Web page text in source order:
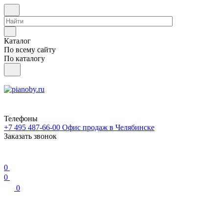
Каталог
По всему сайту
По каталогу
Телефоны
+7 495 487-66-00 Офис продаж в Челябинске
Заказать звонок
0
0
0